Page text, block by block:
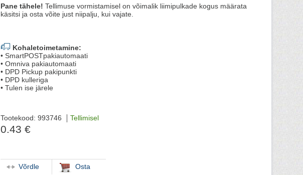
Pane tähele! Tellimuse vormistamisel on võimalik liimipulkade kogus määrata
käsitsi ja osta võite just niipalju, kui vajate.
Kohaletoimetamine:
• SmartPOSTpakiautomaati
• Omniva pakiautomaati
• DPD Pickup pakipunkti
• DPD kulleriga
• Tulen ise järele
Tootekood: 993746 Tellimisel
0.43 €
Võrdle Osta